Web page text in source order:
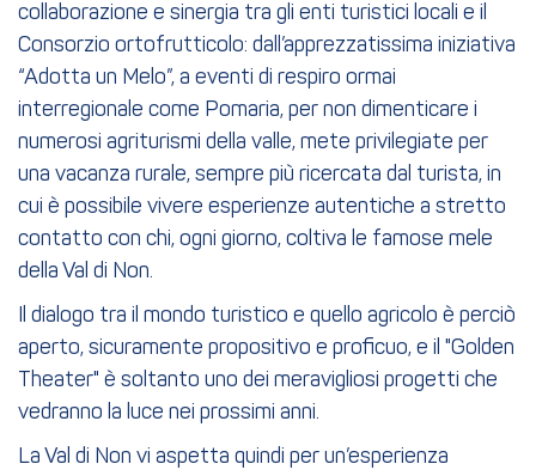
collaborazione e sinergia tra gli enti turistici locali e il
Consorzio ortofrutticolo: dall’apprezzatissima iniziativa
“Adotta un Melo”, a eventi di respiro ormai
interregionale come Pomaria, per non dimenticare i
numerosi agriturismi della valle, mete privilegiate per
una vacanza rurale, sempre più ricercata dal turista, in
cui è possibile vivere esperienze autentiche a stretto
contatto con chi, ogni giorno, coltiva le famose mele
della Val di Non.
Il dialogo tra il mondo turistico e quello agricolo è perciò
aperto, sicuramente propositivo e proficuo, e il "Golden
Theater" è soltanto uno dei meravigliosi progetti che
vedranno la luce nei prossimi anni.
La Val di Non vi aspetta quindi per un’esperienza